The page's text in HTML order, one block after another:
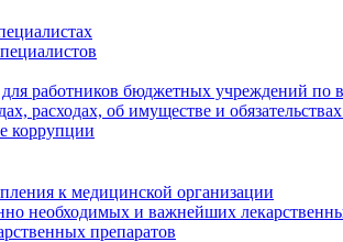
работников бюджетных учреждений по
расходах, об имуществе и
коррупции
к медицинской организации
необходимых и важнейших
препаратов